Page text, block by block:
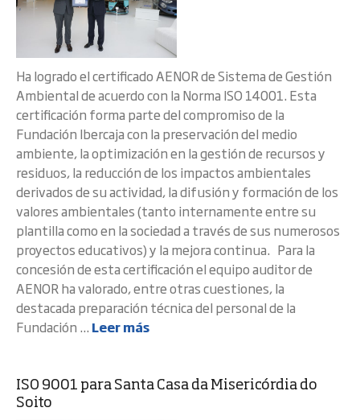
Ha logrado el certificado AENOR de Sistema de Gestión
Ambiental de acuerdo con la Norma ISO 14001. Esta
certificación forma parte del compromiso de la
Fundación Ibercaja con la preservación del medio
ambiente, la optimización en la gestión de recursos y
residuos, la reducción de los impactos ambientales
derivados de su actividad, la difusión y formación de los
valores ambientales (tanto internamente entre su
plantilla como en la sociedad a través de sus numerosos
proyectos educativos) y la mejora continua. Para la
concesión de esta certificación el equipo auditor de
AENOR ha valorado, entre otras cuestiones, la
destacada preparación técnica del personal de la
Fundación ... Leer más
ISO 9001 para Santa Casa da Misericórdia do
Soito